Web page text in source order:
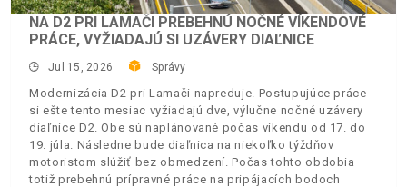
NA D2 PRI LAMAČI PREBEHNÚ NOČNÉ VÍKENDOVÉ
PRÁCE, VYŽIADAJÚ SI UZÁVERY DIAĽNICE
Jul 15, 2026 Správy
Modernizácia D2 pri Lamači napreduje. Postupujúce práce
si ešte tento mesiac vyžiadajú dve, výlučne nočné uzávery
diaľnice D2. Obe sú naplánované počas víkendu od 17. do
19. júla. Následne bude diaľnica na niekoľko týždňov
motoristom slúžiť bez obmedzení. Počas tohto obdobia
totiž prebehnú prípravné práce na pripájacích bodoch